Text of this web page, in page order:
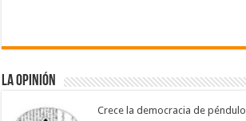
La Opinión
Crece la democracia de péndulo